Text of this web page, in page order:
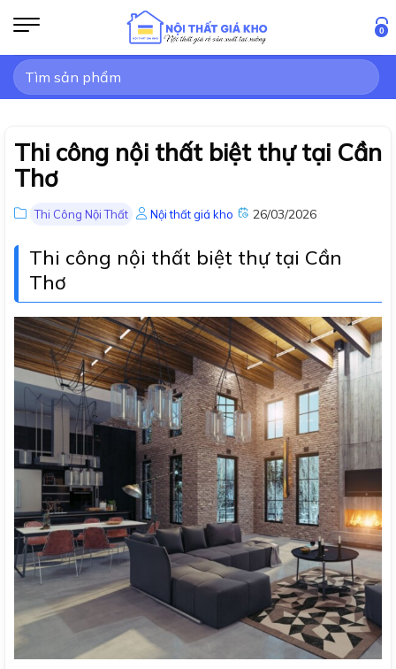
qua
nội
dung
0
Tìm
kiếm:
Thi công nội thất biệt thự tại Cần
Thơ
Thi Công Nội Thất Nội thất giá kho 26/03/2026
Thi công nội thất biệt thự tại Cần
Thơ